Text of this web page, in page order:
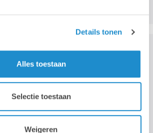
Details tonen
Alles toestaan
Selectie toestaan
Weigeren